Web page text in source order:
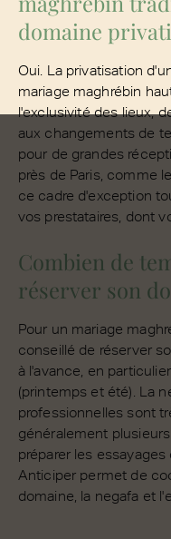
domaine
Oui. La privatisation
mariage maghrébin
l'exclusivité des lieux,
aux changements de
pour de grandes
près de Paris, comme
ce cadre d'exception
vos prestataires, dont
Combien de
réserver son
Pour un mariage
conseillé de réserver
à l'avance, en
(printemps et été). La
professionnelles sont
généralement
préparer les
Anticiper permet de
domaine, la negafa et